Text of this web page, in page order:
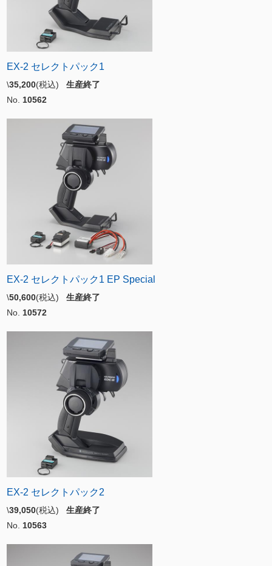
EX-2 セレクトパック1
\35,200(税込) 生産終了
No. 10562
EX-2 セレクトパック1 EP Special
\50,600(税込) 生産終了
No. 10572
EX-2 セレクトパック2
\39,050(税込) 生産終了
No. 10563